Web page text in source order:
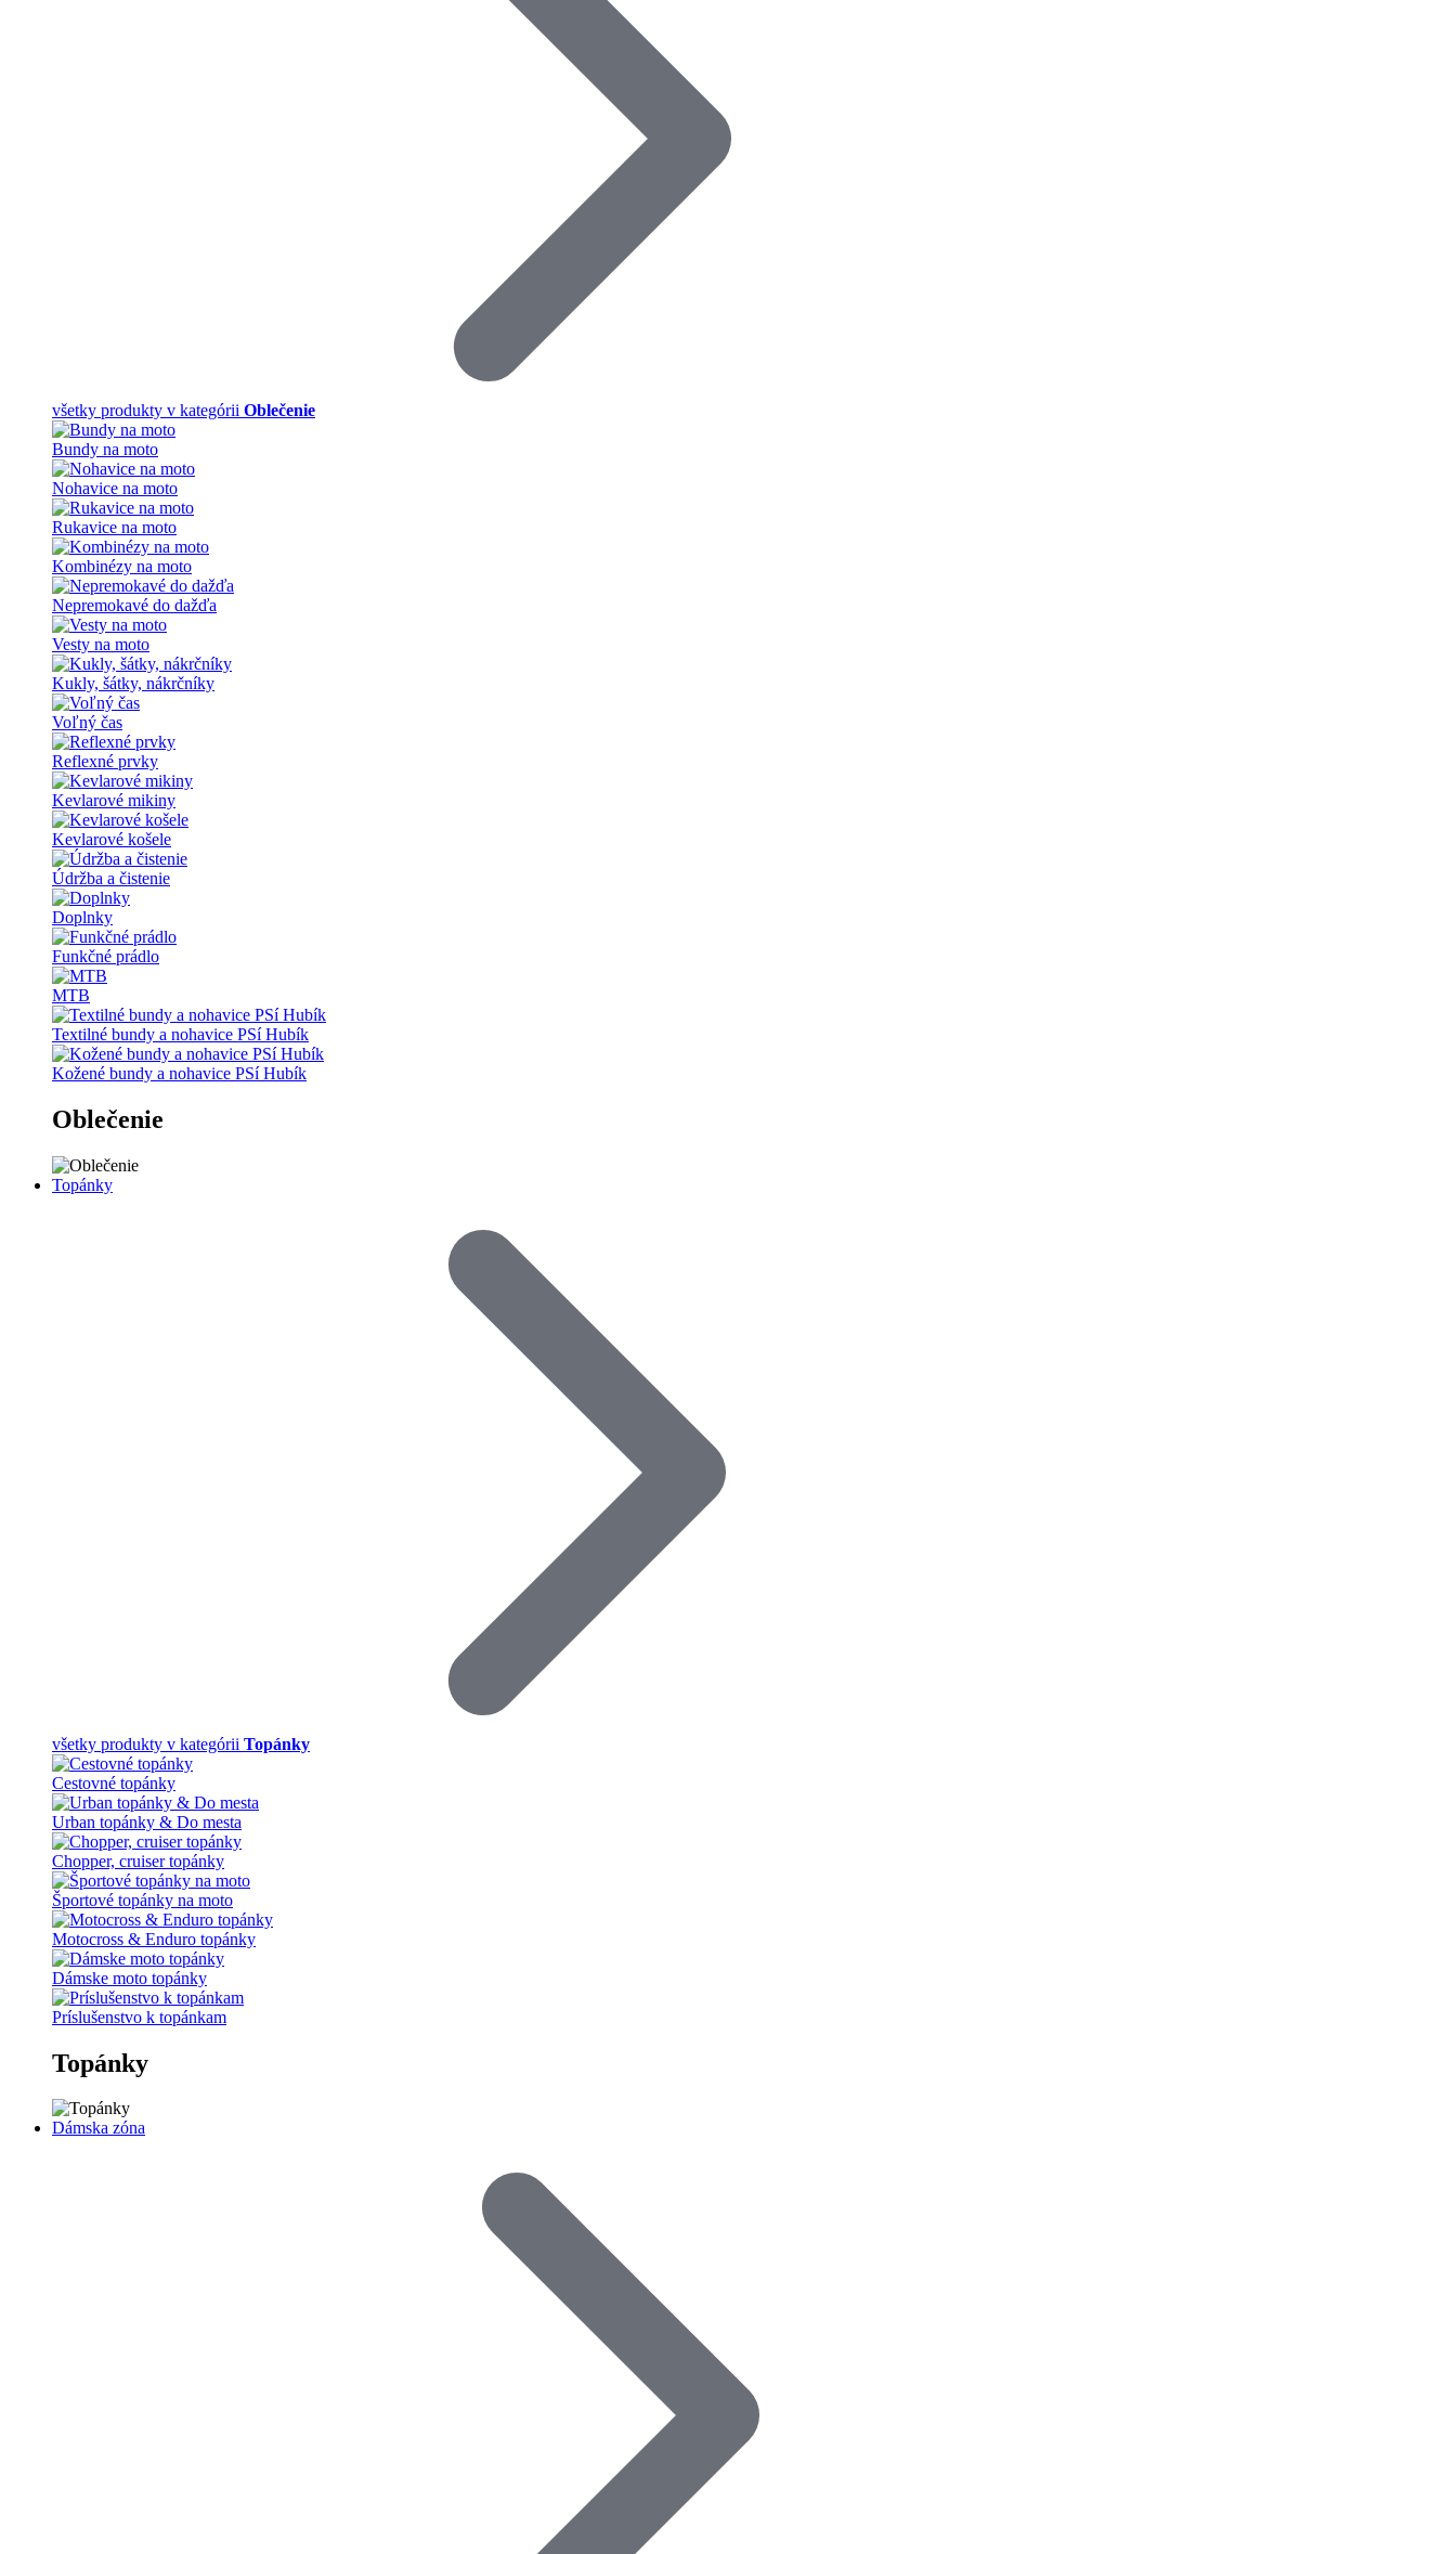
všetky produkty v kategórii Oblečenie
Bundy na moto
Nohavice na moto
Rukavice na moto
Kombinézy na moto
Nepremokavé do dažďa
Vesty na moto
Kukly, šátky, nákrčníky
Voľný čas
Reflexné prvky
Kevlarové mikiny
Kevlarové košele
Údržba a čistenie
Doplnky
Funkčné prádlo
MTB
Textilné bundy a nohavice PSí Hubík
Kožené bundy a nohavice PSí Hubík
Oblečenie
Topánky
všetky produkty v kategórii Topánky
Cestovné topánky
Urban topánky & Do mesta
Chopper, cruiser topánky
Športové topánky na moto
Motocross & Enduro topánky
Dámske moto topánky
Príslušenstvo k topánkam
Topánky
Dámska zóna